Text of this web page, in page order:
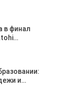
в финал
и…